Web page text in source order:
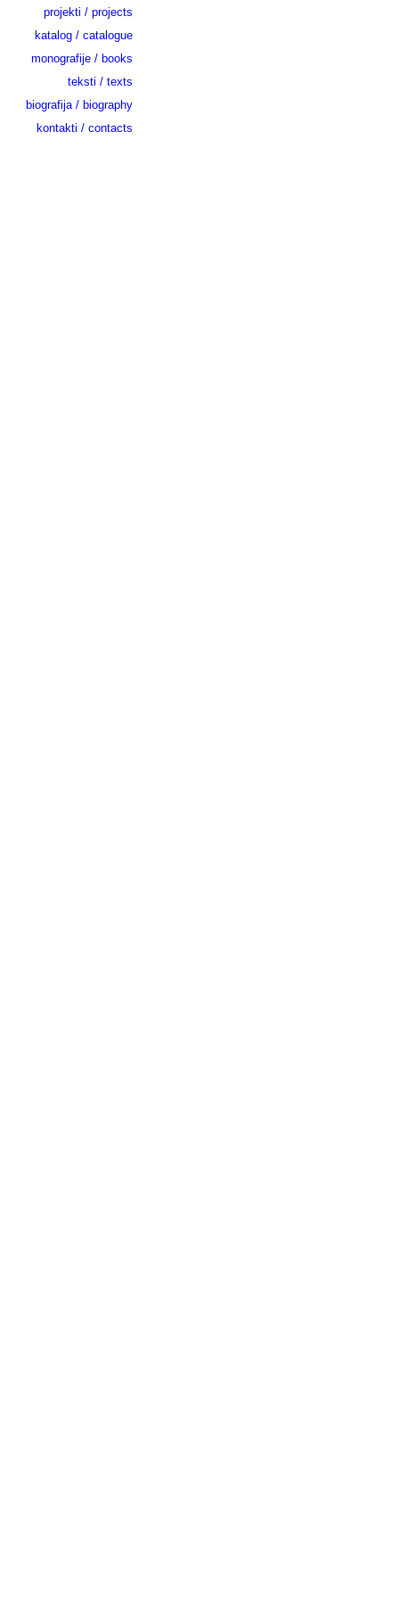
projekti / projects
katalog / catalogue
monografije / books
teksti / texts
biografija / biography
kontakti / contacts